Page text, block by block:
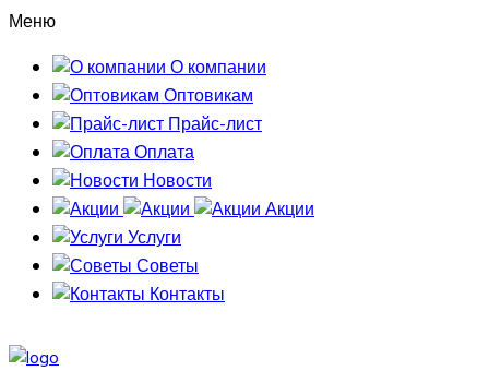
Меню
О компании
Оптовикам
Прайс-лист
Оплата
Новости
Акции
Услуги
Советы
Контакты